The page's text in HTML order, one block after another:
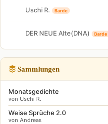
Uschi R. Barde
DER NEUE Alte(DNA) Barde
Sammlungen
Monatsgedichte
von Uschi R.
Weise Sprüche 2.0
von Andreas